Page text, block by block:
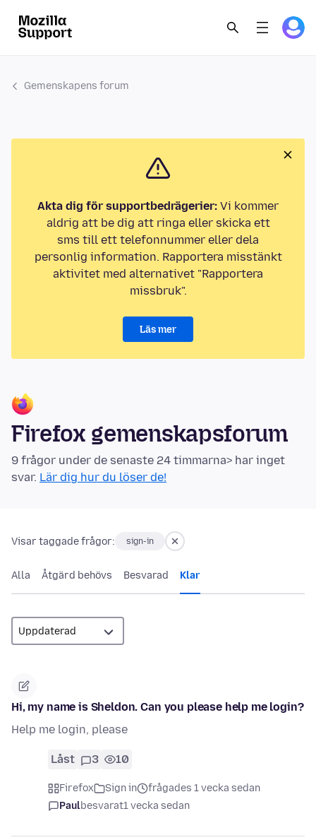
Gemenskapens forum
Akta dig för supportbedrägerier: Vi kommer
aldrig att be dig att ringa eller skicka ett
sms till ett telefonnummer eller dela
personlig information. Rapportera misstänkt
aktivitet med alternativet "Rapportera
missbruk".
Läs mer
Firefox gemenskapsforum
9 frågor under de senaste 24 timmarna> har inget
svar. Lär dig hur du löser de!
Visar taggade frågor: sign-in
Alla Åtgärd behövs Besvarad Klar
Hi, my name is Sheldon. Can you please help me login?
Help me login, please
Låst 3 10
Firefox Sign in
frågades 1 vecka sedan
Paulbesvarat1 vecka sedan